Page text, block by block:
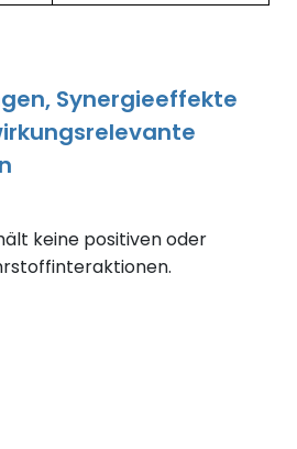
Synergieeffekte
keine positiven oder